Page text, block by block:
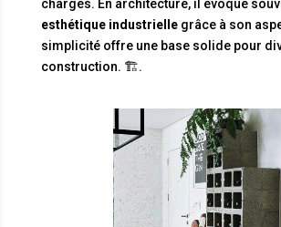
charges. En architecture, il évoque
esthétique industriellegrâce à son
simplicité offre une base solide pour
construction. 🏗️.